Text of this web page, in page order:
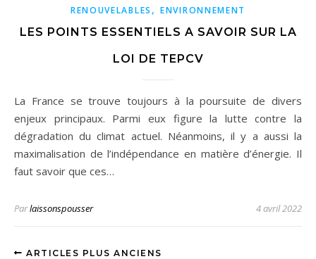
RENOUVELABLES , ENVIRONNEMENT
LES POINTS ESSENTIELS A SAVOIR SUR LA
LOI DE TEPCV
La France se trouve toujours à la poursuite de divers
enjeux principaux. Parmi eux figure la lutte contre la
dégradation du climat actuel. Néanmoins, il y a aussi la
maximalisation de l’indépendance en matière d’énergie. Il
faut savoir que ces…
Parlaissonspousser 4 avril 2022
ARTICLES PLUS ANCIENS